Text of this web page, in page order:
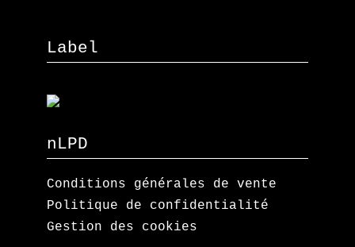
Label
nLPD
Conditions générales de vente
Politique de confidentialité
Gestion des cookies